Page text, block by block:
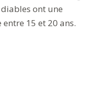
ont une
15 et 20 ans.